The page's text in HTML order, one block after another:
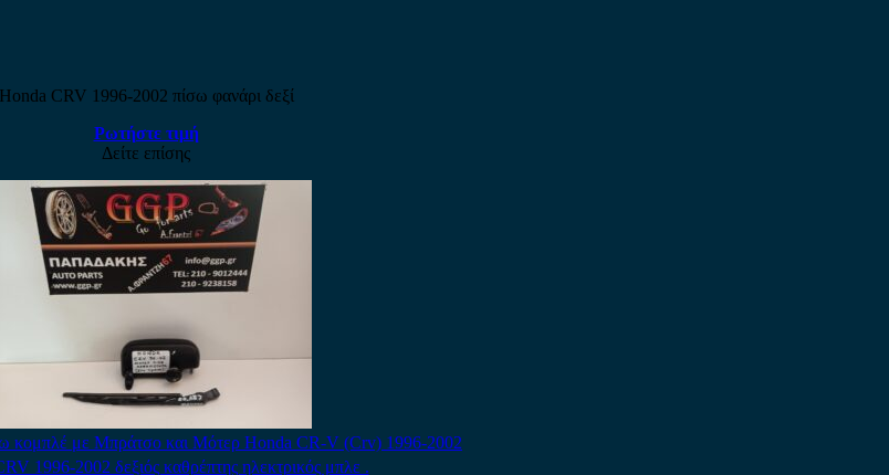
Honda CRV 1996-2002 πίσω φανάρι δεξί
Ρωτήστε τιμή
Δείτε επίσης
κομπλέ με Μπράτσο και Μότερ Honda CR-V (Crv) 1996-2002